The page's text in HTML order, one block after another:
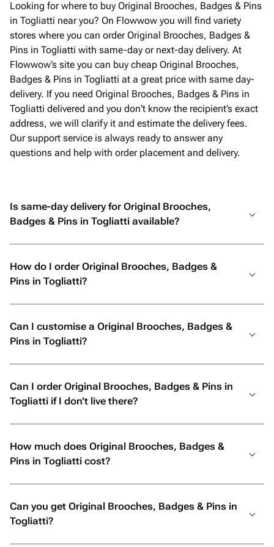
Looking for where to buy Original Brooches, Badges & Pins
in Togliatti near you? On Flowwow you will find variety
stores where you can order Original Brooches, Badges &
Pins in Togliatti with same-day or next-day delivery. At
Flowwow’s site you can buy cheap Original Brooches,
Badges & Pins in Togliatti at a great price with same day-
delivery. If you need Original Brooches, Badges & Pins in
Togliatti delivered and you don't know the recipient’s exact
address, we will clarify it and estimate the delivery fees.
Our support service is always ready to answer any
questions and help with order placement and delivery.
Is same-day delivery for Original Brooches,
Badges & Pins in Togliatti available?
How do I order Original Brooches, Badges &
Pins in Togliatti?
Can I customise a Original Brooches, Badges &
Pins in Togliatti?
Can I order Original Brooches, Badges & Pins in
Togliatti if I don’t live there?
How much does Original Brooches, Badges &
Pins in Togliatti cost?
Can you get Original Brooches, Badges & Pins in
Togliatti?